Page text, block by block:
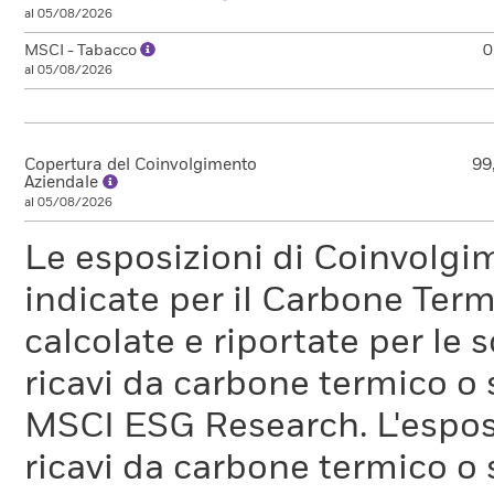
al 05/08/2026
MSCI - Tabacco
al 05/08/2026
Copertura del Coinvolgimento
Aziendale
al 05/08/2026
Le esposizioni di
indicate per il Carbone
calcolate e riportate per le
ricavi da carbone termico
MSCI ESG Research.
ricavi da carbone termico